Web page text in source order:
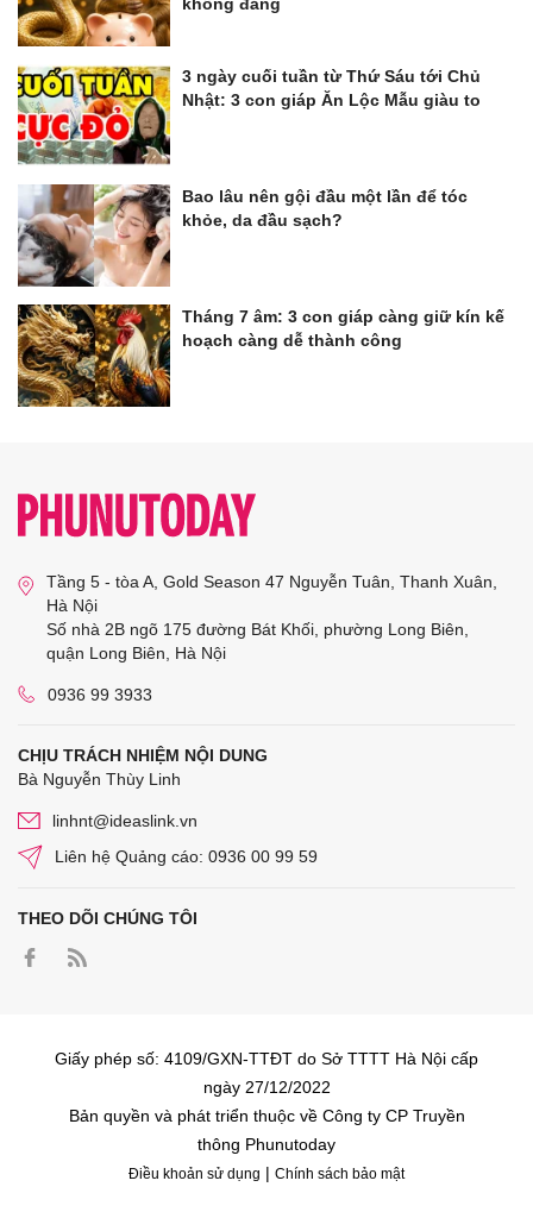
3 ngày cuối tuần từ Thứ Sáu tới Chủ
Nhật: 3 con giáp Ăn Lộc Mẫu giàu to
Bao lâu nên gội đầu một lần để tóc
khỏe, da đầu sạch?
Tháng 7 âm: 3 con giáp càng giữ kín kế
hoạch càng dễ thành công
Tầng 5 - tòa A, Gold Season 47 Nguyễn Tuân, Thanh Xuân,
Hà Nội
Số nhà 2B ngõ 175 đường Bát Khối, phường Long Biên,
quận Long Biên, Hà Nội
0936 99 3933
CHỊU TRÁCH NHIỆM NỘI DUNG
Bà Nguyễn Thùy Linh
linhnt@ideaslink.vn
Liên hệ Quảng cáo: 0936 00 99 59
THEO DÕI CHÚNG TÔI
Giấy phép số: 4109/GXN-TTĐT do Sở TTTT Hà Nội cấp
ngày 27/12/2022
Bản quyền và phát triển thuộc về Công ty CP Truyền
thông Phunutoday
Điều khoản sử dụng | Chính sách bảo mật